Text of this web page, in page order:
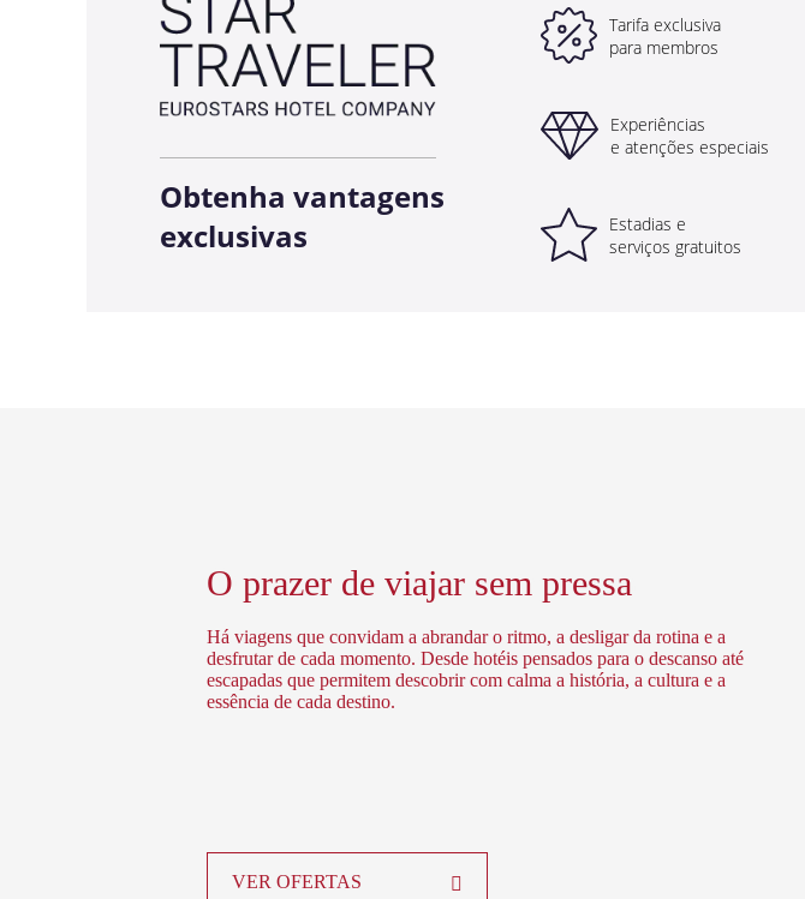
Obtenha vantagens
exclusivas
Tarifa exclusiva
para membros
Experiências
e atenções especiais
Estadias e
serviços gratuitos
O prazer de viajar sem pressa
Há viagens que convidam a abrandar o ritmo, a desligar da rotina e a
desfrutar de cada momento. Desde hotéis pensados para o descanso até
escapadas que permitem descobrir com calma a história, a cultura e a
essência de cada destino.
VER OFERTAS